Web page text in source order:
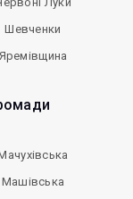
Шевченки
Яремівщина
Машівська